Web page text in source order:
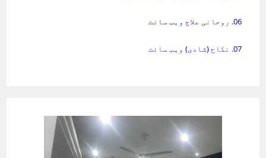
06. روحانی علاج ویب سائٹ
07. نکاح (شادی) ویب سائٹ